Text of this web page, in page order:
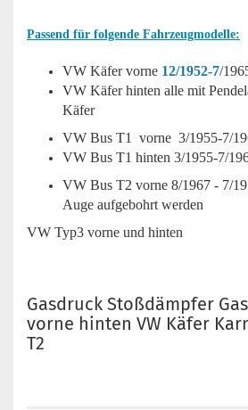
Passend für folgende Fahrzeugmodelle:
VW Käfer vorne 12/1952-7/
VW Käfer hinten alle mit
Käfer
VW Bus T1 vorne 3/1955-7/
VW Bus T1 hinten 3/1955-7/
VW Bus T2 vorne 8/1967 - 7/
Auge aufgebohrt werden
VW Typ3 vorne und hinten
Gasdruck Stoßdämpfer
vorne hinten VW Käfer
T2